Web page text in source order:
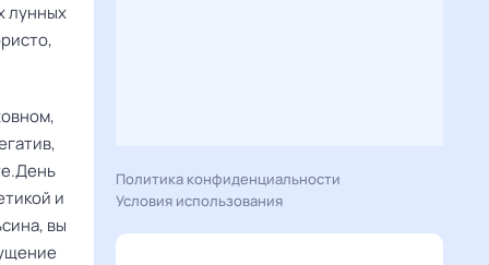
лунных
и
вы
Политика конфиденциальности
Условия использования